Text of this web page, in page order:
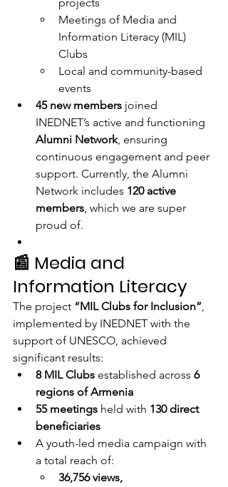
projects
Meetings of Media and
Information Literacy (MIL)
Clubs
Local and community-based
events
45 new members joined
INEDNET’s active and functioning
Alumni Network, ensuring
continuous engagement and peer
support. Currently, the Alumni
Network includes 120 active
members, which we are super
proud of.
📰 Media and
Information Literacy
The project “MIL Clubs for Inclusion”,
implemented by INEDNET with the
support of UNESCO, achieved
significant results:
8 MIL Clubs established across 6
regions of Armenia
55 meetings held with 130 direct
beneficiaries
A youth-led media campaign with
a total reach of:
36,756 views,